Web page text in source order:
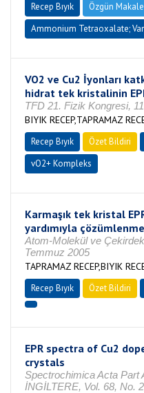
Recep Bıyık Özgün Makale
Ammonium Tetraoxalate;
VO2 ve Cu2 İyonları
hidrat tek kristalinin
TFD 21. Fizik Kongresi,
BIYIK RECEP,TAPRAMAZ
Recep Bıyık Özet Bildiri
vO2+ Kompleks
Karmaşık tek kristal
yardımıyla
Atom-Molekül ve
Temmuz 2005
TAPRAMAZ RECEP,BIYIK
Recep Bıyık Özet Bildiri
EPR spectra of Cu2
crystals
Spectrochimica Acta Part
İNGİLTERE, Vol. 68, No.